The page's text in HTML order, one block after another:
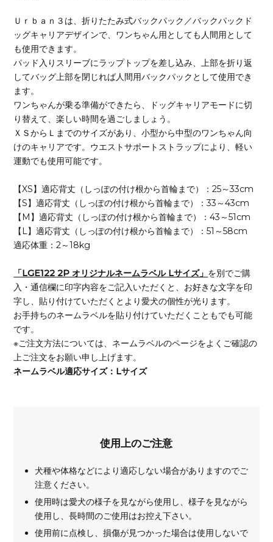
Ｕｒｂａｎ３は、折りたたみ式バックパック／バックパックド
ッグキャリアデザインで、ワンちゃん用としても人間用として
も使用できます。
パッド入りスリーブにラップトップを差し込み、上部を折り返
してバッグ上部を閉じれば人間用バックパックとして使用でき
ます。
ワンちゃんが乗る準備ができたら、ドッグキャリアモードに切
り替えて、楽しい時間を過ごしましょう。
ＸＳからＬまでのサイズがあり、小型から中型のワンちゃん向
けのキャリアです。ウエストサポートストラップにより、軽い
運動でも使用可能です。
【XS】適応背丈（しっぽの付け根から首輪まで）：25～33cm
【S】適応背丈（しっぽの付け根から首輪まで）：33～43cm
【M】適応背丈（しっぽの付け根から首輪まで）：43～51cm
【L】適応背丈（しっぽの付け根から首輪まで）：51～58cm
適応体重：2～18kg
「LGE122 2P オリジナルネームラベル Lサイズ」 を別でご購
入・通信欄に印字内容をご記入いただくと、お好きな文字を印
字し、貼り付けていただくとより愛犬の個性が光ります。
お手持ちのネームラベルを貼り付けていただくこともでも可能
です。
※ご注文方法については、ネームラベルのページをよくご確認の
上ご注文をお願い申し上げます。
ネームラベル適応サイズ：Lサイズ
使用上のご注意
犬種や体格などにより適応しない場合がありますのでご
注意ください。
使用時は愛犬の様子を見ながら使用し、様子を見ながら
使用し、長時間のご使用はお控え下さい。
使用前に点検し、損傷が見つかった場合は使用しないで